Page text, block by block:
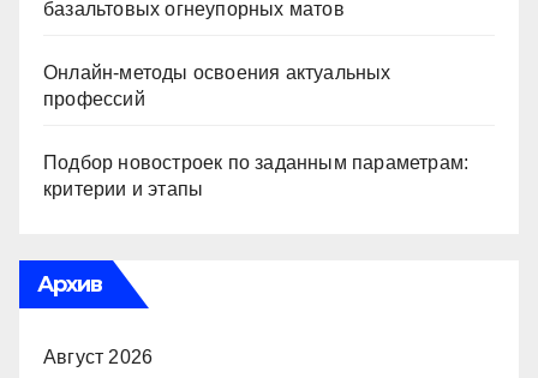
базальтовых огнеупорных матов
Онлайн-методы освоения актуальных
профессий
Подбор новостроек по заданным параметрам:
критерии и этапы
Архив
Август 2026